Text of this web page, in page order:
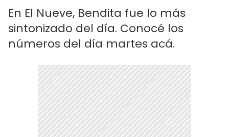
En El Nueve, Bendita fue lo más
sintonizado del día. Conocé los
números del día martes acá.